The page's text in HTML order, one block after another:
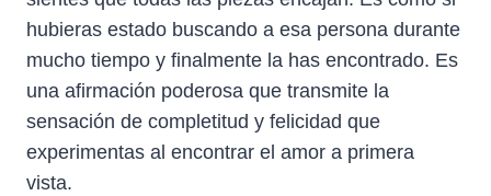
hubieras estado buscando a esa persona durante
mucho tiempo y finalmente la has encontrado. Es
una afirmación poderosa que transmite la
sensación de completitud y felicidad que
experimentas al encontrar el amor a primera
vista.